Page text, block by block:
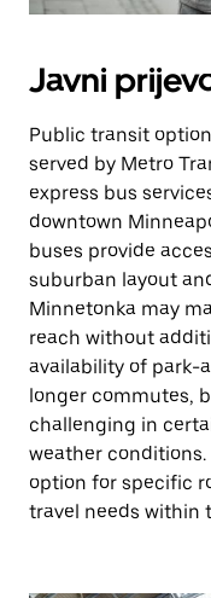
Javni
Public transit
served by Metro
express bus
downtown
buses provide
suburban layout
Minnetonka may
reach without
availability of park-
longer commutes,
challenging in
weather
option for specific
travel needs within